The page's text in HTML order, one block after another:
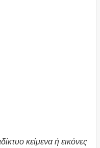
κείμενα ή εικόνες